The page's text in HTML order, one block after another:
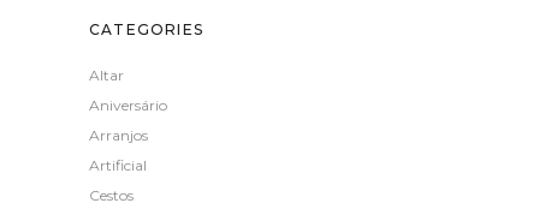
CATEGORIES
Altar
Aniversário
Arranjos
Artificial
Cestos